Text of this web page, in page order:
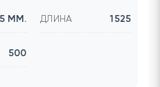
ММ. ДЛИНА 1525
500